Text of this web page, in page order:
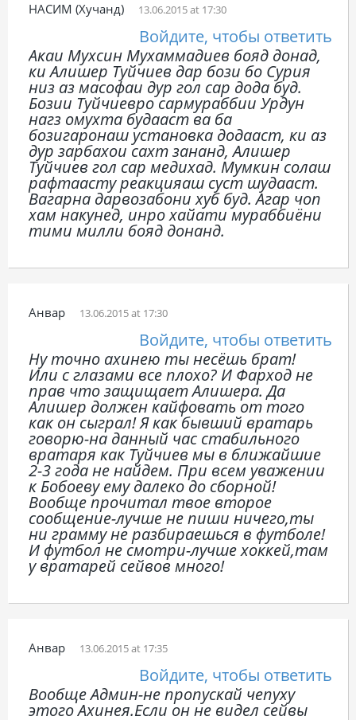
НАСИМ (Хучанд) 13.06.2015 at 17:30
Войдите, чтобы ответить
Акаи Мухсин Мухаммадиев бояд донад,
ки Алишер Туйчиев дар бози бо Сурия
низ аз масофаи дур гол сар дода буд.
Бозии Туйчиевро сармураббии Урдун
нагз омухта будааст ва ба
бозигаронаш установка додааст, ки аз
дур зарбахои сахт зананд, Алишер
Туйчиев гол сар медихад. Мумкин солаш
рафтаасту реакцияаш суст шудааст.
Вагарна дарвозабони хуб буд. Агар чоп
хам накунед, инро хайати мураббиёни
тими милли бояд донанд.
Анвар 13.06.2015 at 17:30
Войдите, чтобы ответить
Ну точно ахинею ты несёшь брат!
Или с глазами все плохо? И Фарход не
прав что защищает Алишера. Да
Алишер должен кайфовать от того
как он сыграл! Я как бывший вратарь
говорю-на данный час стабильного
вратаря как Туйчиев мы в ближайшие
2-3 года не найдем. При всем уважении
к Бобоеву ему далеко до сборной!
Вообще прочитал твое второе
сообщение-лучше не пиши ничего,ты
ни грамму не разбираешься в футболе!
И футбол не смотри-лучше хоккей,там
у вратарей сейвов много!
Анвар 13.06.2015 at 17:35
Войдите, чтобы ответить
Вообще Админ-не пропускай чепуху
этого Ахинея.Если он не видел сейвы